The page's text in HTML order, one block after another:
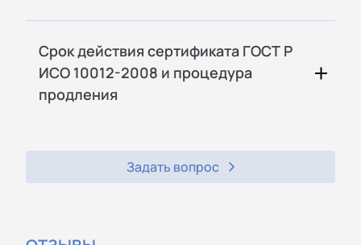
Срок действия сертификата ГОСТ Р
ИСО 10012-2008 и процедура
продления
Задать вопрос